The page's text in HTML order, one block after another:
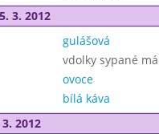
3. 2012
gulášová
vdolky sypané
ovoce
bílá káva
2012